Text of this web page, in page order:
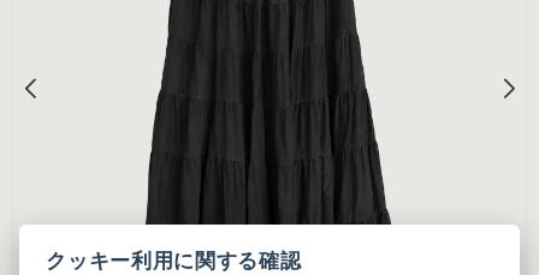
クッキー利用に関する確認